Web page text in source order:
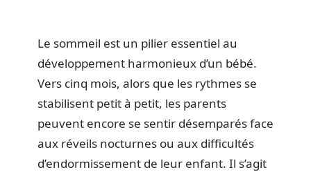
Le sommeil est un pilier essentiel au
développement harmonieux d’un bébé.
Vers cinq mois, alors que les rythmes se
stabilisent petit à petit, les parents
peuvent encore se sentir désemparés face
aux réveils nocturnes ou aux difficultés
d’endormissement de leur enfant. Il s’agit